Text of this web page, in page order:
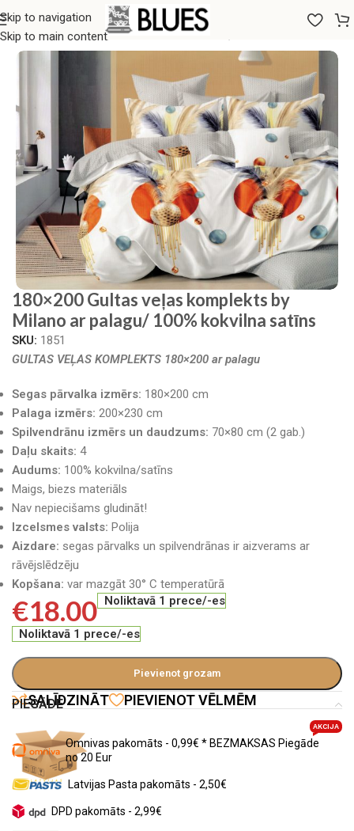
Skip to navigation
Skip to main content
Sākums/Gultas veļa/180x200 GULTAS VEĻAS KOMPLEKTI
180×200 Gultas veļas komplekts by
Milano ar palagu/ 100% kokvilna satīns
SKU: 1851
GULTAS VEĻAS KOMPLEKTS 180×200 ar palagu
Segas pārvalka izmērs: 180×200 cm
Palaga izmērs: 200×230 cm
Spilvendrānu izmērs un daudzums: 70×80 cm (2 gab.)
Daļu skaits: 4
Audums: 100% kokvilna/satīns
Maigs, biezs materiāls
Nav nepiecišams gludināt!
Izcelsmes valsts: Polija
Aizdare: segas pārvalks un spilvendrānas ir aizverams ar
rāvējslēdzēju
Kopšana: var mazgāt 30° C temperatūrā
€18.00 Noliktavā 1 prece/-es
Noliktavā 1 prece/-es
Pievienot grozam
SALĪDZINĀT PIEVIENOT VĒLMĒM
PIEGĀDE
Omnivas pakomāts - 0,99€ * BEZMAKSAS Piegāde
no 20 Eur
AKCIJA
Latvijas Pasta pakomāts - 2,50€
DPD pakomāts - 2,99€